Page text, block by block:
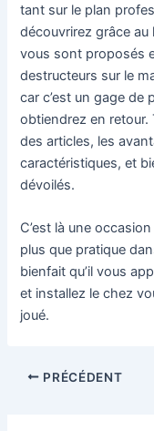
tant sur le plan
découvrirez grâce au
vous sont proposés
destructeurs sur le
car c’est un gage de
obtiendrez en
des articles, les
caractéristiques, et
dévoilés.
C’est là une
plus que pratique
bienfait qu’il vous
et installez le chez
joué.
PRÉCÉDENT